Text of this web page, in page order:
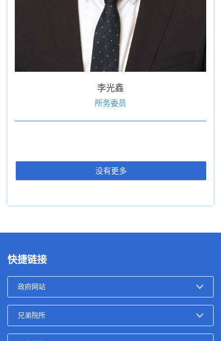
李光鑫
所务委员
没有更多
快捷链接